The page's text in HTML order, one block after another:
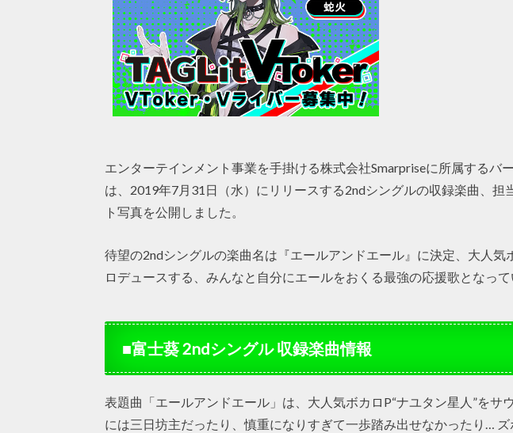
エンターテインメント事業を手掛ける株式会社Smarpriseに所属するバ
は、2019年7月31日（水）にリリースする2ndシングルの収録楽曲、担
ト写真を公開しました。
待望の2ndシングルの楽曲名は『エールアンドエール』に決定、大人気
ロデュースする、みんなと自分にエールをおくる最強の応援歌となって
■富士葵 2ndシングル 収録楽曲情報
表題曲「エールアンドエール」は、大人気ボカロP“ナユタン星人”をサ
には三日坊主だったり、慎重になりすぎて一歩踏み出せなかったり…